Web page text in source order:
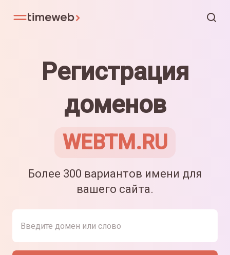
Регистрация
доменов
WEBTM.RU
Более 300 вариантов имени для
вашего сайта.